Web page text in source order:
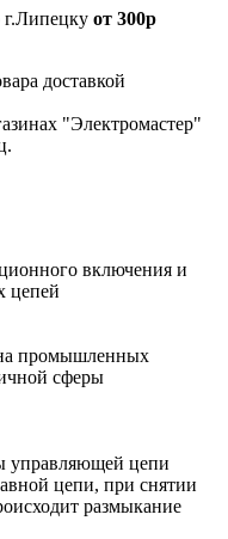
г.Липецку от 300р
доставкой
"Электромастер"
включения и
цепей
промышленных
сферы
управляющей цепи
цепи, при снятии
размыкание